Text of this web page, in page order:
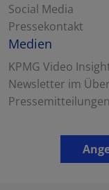
Social Media
Pressekontakt
Medien
KPMG Video
Newsletter im
Pressemitteilungen